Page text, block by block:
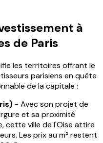
à
de Paris
les territoires offrant le
parisiens en quête
de la capitale :
- Avec son projet de
et sa proximité
cette ville de l'Oise attire
Les prix au m² restent